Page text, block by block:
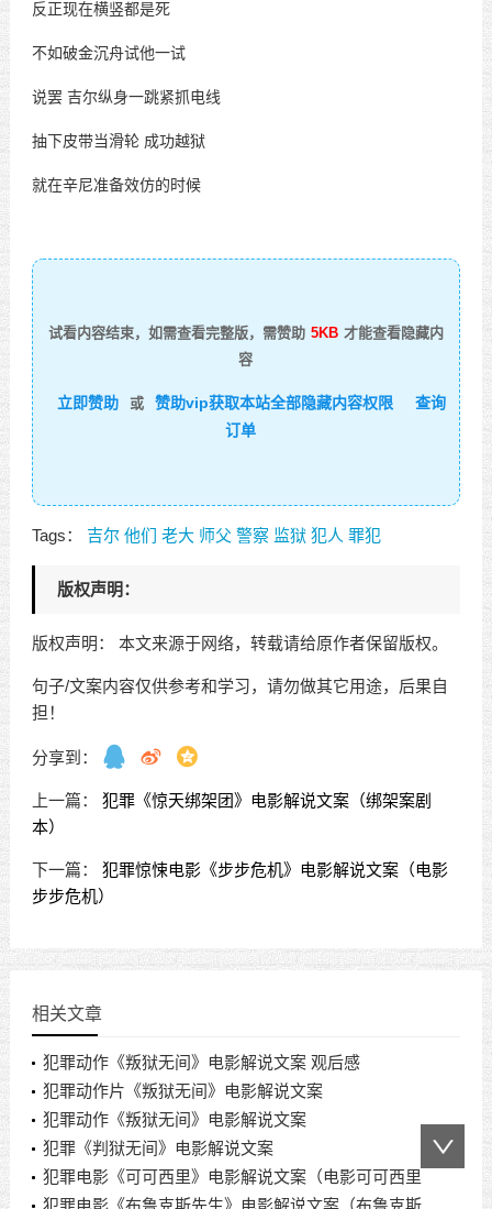
反正现在横竖都是死
不如破金沉舟试他一试
说罢 吉尔纵身一跳紧抓电线
抽下皮带当滑轮 成功越狱
就在辛尼准备效仿的时候
试看内容结束，如需查看完整版，需赞助 5KB 才能查看隐藏内
容
立即赞助 或 赞助vip获取本站全部隐藏内容权限
查询
订单
Tags： 吉尔 他们 老大 师父 警察 监狱 犯人 罪犯
版权声明：
版权声明： 本文来源于网络，转载请给原作者保留版权。
句子/文案内容仅供参考和学习，请勿做其它用途，后果自
担！
分享到：
上一篇： 犯罪《惊天绑架团》电影解说文案（绑架案剧
本）
下一篇： 犯罪惊悚电影《步步危机》电影解说文案（电影
步步危机）
相关文章
犯罪动作《叛狱无间》电影解说文案 观后感
犯罪动作片《叛狱无间》电影解说文案
犯罪动作《叛狱无间》电影解说文案
犯罪《判狱无间》电影解说文案
犯罪电影《可可西里》电影解说文案（电影可可西里